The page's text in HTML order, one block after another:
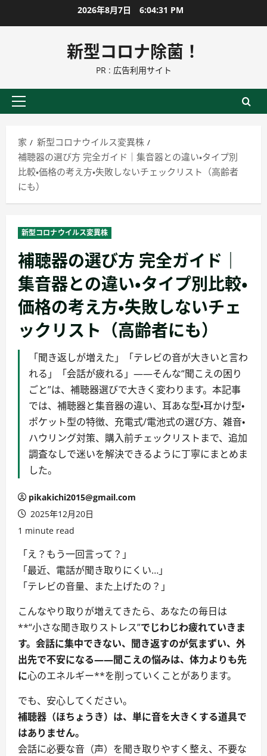
ン
に
2026年8月7日 6:04:33 PM
新型コロナ除菌！
PR : 広告利用サイト
プ
イ
マ
リ
ー
ュ
ー
家
新型コロナウイルス変異株
補聴器の選び方 完全ガイド｜集音器との違い・タイプ別
比較・価格の考え方・失敗しないチェックリスト（高齢者
にも）
新型コロナウイルス変異株
補聴器の選び方 完全ガイド｜
集音器との違い・タイプ別比較・
価格の考え方・失敗しないチェ
ックリスト（高齢者にも）
「聞き返しが増えた」「テレビの音が大きいと言わ
れる」「会話が疲れる」――そんな“聞こえの困り
ごと”は、補聴器選びで大きく変わります。本記事
では、補聴器と集音器の違い、耳あな型・耳かけ型・
ポケット型の特徴、充電式/電池式の選び方、雑音・
ハウリング対策、購入前チェックリストまで、追加
調査なしで迷いを解決できるように丁寧にまとめま
した。
pikakichi2015@gmail.com
2025年12月20日
1 minute read
「え？もう一回言って？」
「最近、電話が聞き取りにくい…」
「テレビの音量、また上げたの？」
こんなやり取りが増えてきたら、あなたの毎日は
**“小さな聞き取りストレス”でじわじわ疲れていきま
す。会話に集中できない、聞き返すのが気まずい、外
出先で不安になる――聞こえの悩みは、体力よりも先
に心のエネルギー**を削っていくことがあります。
でも、安心してください。
補聴器（ほちょうき）は、単に音を大きくする道具で
はありません。
会話に必要な音（声）を聞き取りやすく整え、不要な